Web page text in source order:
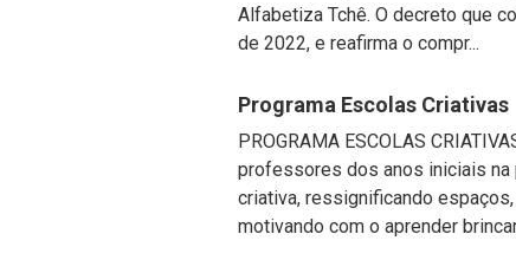
Alfabetiza Tchê. O decreto que
de 2022, e reafirma o compr...
Programa Escolas Criativas
PROGRAMA ESCOLAS
professores dos anos iniciais na
criativa, ressignificando
motivando com o aprender